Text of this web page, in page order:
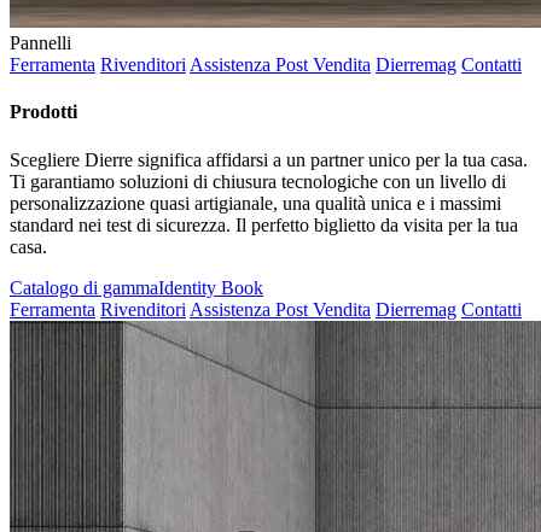
Pannelli
Ferramenta Rivenditori Assistenza Post Vendita Dierremag Contatti
Prodotti
Scegliere Dierre significa affidarsi a un partner unico per la tua casa.
Ti garantiamo soluzioni di chiusura tecnologiche con un livello di
personalizzazione quasi artigianale, una qualità unica e i massimi
standard nei test di sicurezza. Il perfetto biglietto da visita per la tua
casa.
Catalogo di gammaIdentity Book
Ferramenta Rivenditori Assistenza Post Vendita Dierremag Contatti